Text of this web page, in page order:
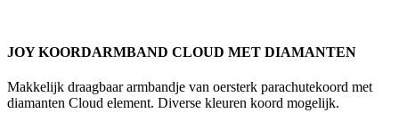
JOY KOORDARMBAND CLOUD MET DIAMANTEN
Makkelijk draagbaar armbandje van oersterk parachutekoord met
diamanten Cloud element. Diverse kleuren koord mogelijk.